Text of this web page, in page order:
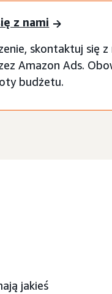
z nami
skontaktuj się z
Amazon Ads.
budżetu.
jakieś